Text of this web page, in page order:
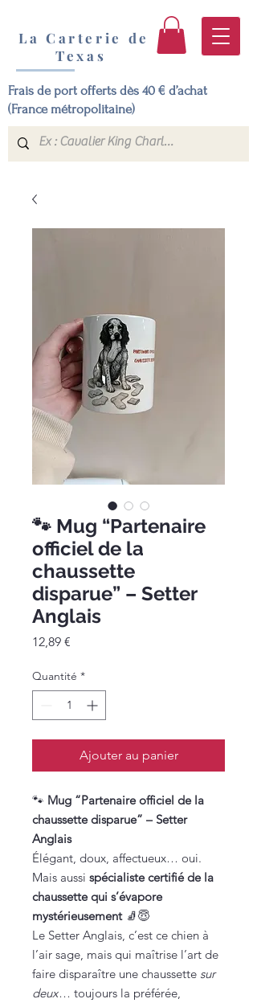
La Carterie de
Texas
Frais de port offerts dès 40 € d’achat
(France métropolitaine)
🐾 Mug “Partenaire
officiel de la
chaussette
disparue” – Setter
Anglais
12,89 €
Quantité *
Ajouter au panier
🐾 Mug “Partenaire officiel de la
chaussette disparue” – Setter
Anglais
Élégant, doux, affectueux… oui.
Mais aussi spécialiste certifié de la
chaussette qui s’évapore
mystérieusement🧦😇
Le Setter Anglais, c’est ce chien à
l’air sage, mais qui maîtrise l’art de
faire disparaître une chaussette sur
deux… toujours la préférée,